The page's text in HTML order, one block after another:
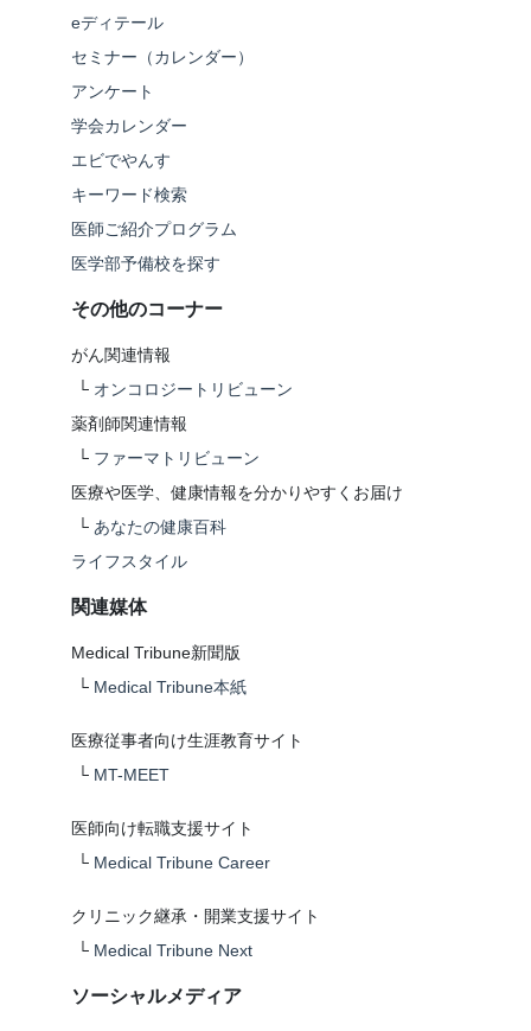
eディテール
セミナー（カレンダー）
アンケート
学会カレンダー
エビでやんす
キーワード検索
医師ご紹介プログラム
医学部予備校を探す
その他のコーナー
がん関連情報
└ オンコロジートリビューン
薬剤師関連情報
└ ファーマトリビューン
医療や医学、健康情報を分かりやすくお届け
└ あなたの健康百科
ライフスタイル
関連媒体
Medical Tribune新聞版
└ Medical Tribune本紙
医療従事者向け生涯教育サイト
└ MT-MEET
医師向け転職支援サイト
└ Medical Tribune Career
クリニック継承・開業支援サイト
└ Medical Tribune Next
ソーシャルメディア